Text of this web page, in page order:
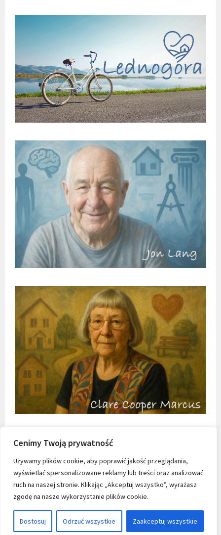
Cenimy Twoją prywatność
Używamy plików cookie, aby poprawić jakość przeglądania,
wyświetlać spersonalizowane reklamy lub treści oraz analizować
ruch na naszej stronie. Klikając „Akceptuj wszystko”, wyrażasz
zgodę na nasze wykorzystanie plików cookie.
Dostosuj Odrzuć wszystkie Zaakceptuj wszystkie
KONTAKT | MADE WITH LOVE BY SODA DESIGN